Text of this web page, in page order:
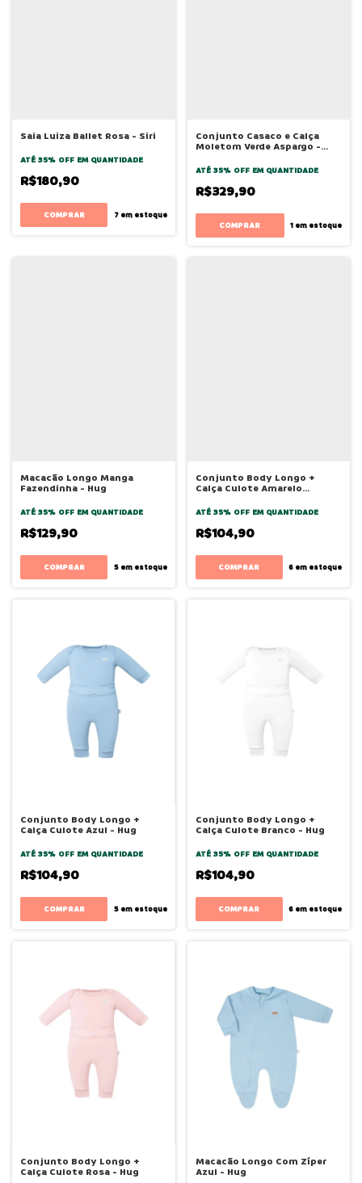
Saia Luiza Ballet Rosa - Siri
ATÉ 35% OFF EM QUANTIDADE
R$180,90
COMPRAR 7em estoque
Conjunto Casaco e Calça
Moletom Verde Aspargo -
ATÉ 35% OFF EM QUANTIDADE
R$329,90
COMPRAR 1 em estoque
Macacão Longo Manga
Fazendinha - Hug
ATÉ 35% OFF EM QUANTIDADE
R$129,90
COMPRAR 5em estoque
Conjunto Body Longo +
Calça Culote Amarelo
ATÉ 35% OFF EM QUANTIDADE
R$104,90
COMPRAR 6 em estoque
Conjunto Body Longo +
Calça Culote Azul - Hug
ATÉ 35% OFF EM QUANTIDADE
R$104,90
COMPRAR 5em estoque
Conjunto Body Longo +
Calça Culote Branco - Hug
ATÉ 35% OFF EM QUANTIDADE
R$104,90
COMPRAR 6 em estoque
Conjunto Body Longo +
Calça Culote Rosa - Hug
Macacão Longo Com Zíper
Azul - Hug